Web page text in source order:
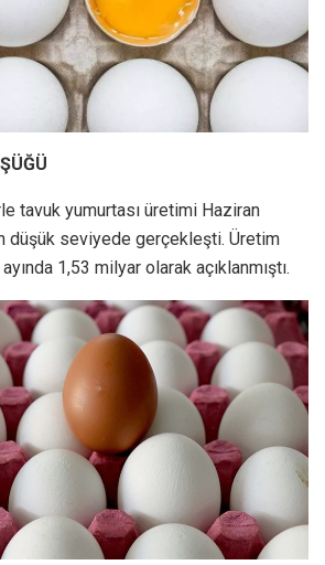
tavuk yumurtası üretimi Haziran
düşük seviyede gerçekleşti. Üretim
1,53 milyar olarak açıklanmıştı.